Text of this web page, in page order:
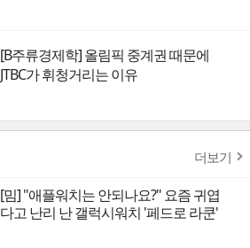
[B주류경제학] 올림픽 중계권 때문에
JTBC가 휘청거리는 이유
더보기
[밈] "애플워치는 안되나요?" 요즘 귀엽
다고 난리 난 갤럭시워치 '페드로 라쿤'